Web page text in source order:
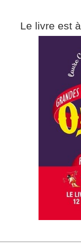
Le livre est